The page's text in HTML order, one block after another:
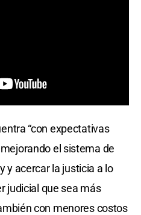
“con expectativas
el sistema de
y acercar la justicia a lo
judicial que sea más
con menores costos